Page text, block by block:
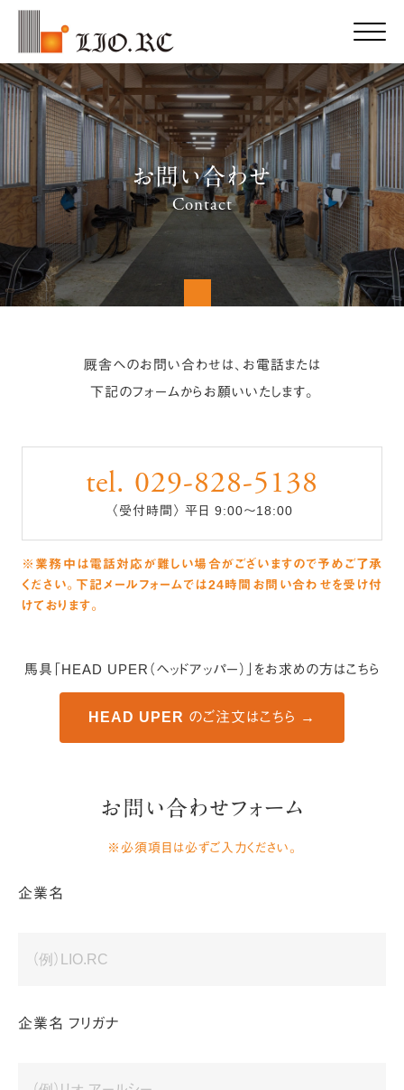
Click
お問い合わせ
Contact
厩舎へのお問い合わせは、お電話または
下記のフォームからお願いいたします。
tel. 029-828-5138
〈受付時間〉 平日 9:00〜18:00
※ 業務中は電話対応が難しい場合がございますので予めご了承
ください。 下記メールフォームでは24時間お問い合わせを受け付
けております。
馬具「HEAD UPER（ヘッドアッパー）」をお求めの方はこちら
HEAD UPER のご注文はこちら →
お問い合わせフォーム
※必須項目は必ずご入力ください。
企業名
企業名 フリガナ